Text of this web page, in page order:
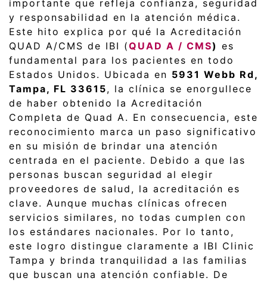
importante que refleja confianza, seguridad
y responsabilidad en la atención médica.
Este hito explica por qué la Acreditación
QUAD A/CMS de IBI (QUAD A / CMS) es
fundamental para los pacientes en todo
Estados Unidos. Ubicada en 5931 Webb Rd,
Tampa, FL 33615, la clínica se enorgullece
de haber obtenido la Acreditación
Completa de Quad A. En consecuencia, este
reconocimiento marca un paso significativo
en su misión de brindar una atención
centrada en el paciente. Debido a que las
personas buscan seguridad al elegir
proveedores de salud, la acreditación es
clave. Aunque muchas clínicas ofrecen
servicios similares, no todas cumplen con
los estándares nacionales. Por lo tanto,
este logro distingue claramente a IBI Clinic
Tampa y brinda tranquilidad a las familias
que buscan una atención confiable. De